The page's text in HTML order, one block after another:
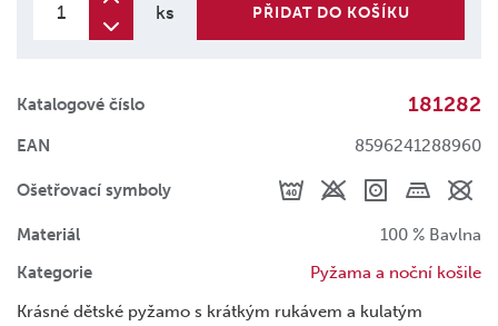
ks PŘIDAT DO KOŠÍKU
Katalogové číslo 181282
EAN 8596241288960
Ošetřovací symboly
Materiál
100 % Bavlna
Kategorie
Pyžama a noční košile
Krásné dětské pyžamo s krátkým rukávem a kulatým